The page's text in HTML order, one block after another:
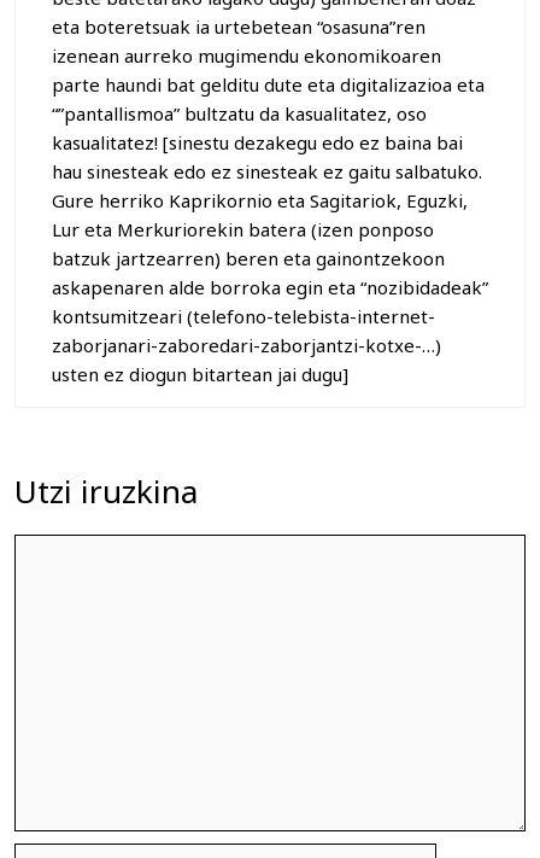
eta boteretsuak ia urtebetean “osasuna”ren
izenean aurreko mugimendu ekonomikoaren
parte haundi bat gelditu dute eta digitalizazioa eta
“”pantallismoa” bultzatu da kasualitatez, oso
kasualitatez! [sinestu dezakegu edo ez baina bai
hau sinesteak edo ez sinesteak ez gaitu salbatuko.
Gure herriko Kaprikornio eta Sagitariok, Eguzki,
Lur eta Merkuriorekin batera (izen ponposo
batzuk jartzearren) beren eta gainontzekoon
askapenaren alde borroka egin eta “nozibidadeak”
kontsumitzeari (telefono-telebista-internet-
zaborjanari-zaboredari-zaborjantzi-kotxe-…)
usten ez diogun bitartean jai dugu]
Utzi iruzkina